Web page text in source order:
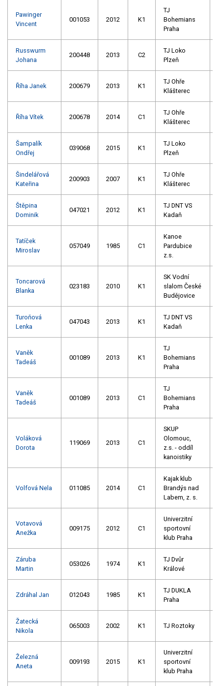
Pawinger
Vincent
001053 2012 K1
TJ
Bohemians
Praha
Russwurm
Johana
200448 2013 C2
TJ Loko
Plzeň
Říha Janek 200679 2013 K1
TJ Ohře
Klášterec
Říha Vítek 200678 2014 C1
TJ Ohře
Klášterec
Šampalík
Ondřej
039068 2015 K1
TJ Loko
Plzeň
Šindelářová
Kateřina
200903 2007 K1
TJ Ohře
Klášterec
Štěpina
Dominik
047021 2012 K1
TJ DNT VS
Kadaň
Tatíček
Miroslav
057049 1985 C1
Kanoe
Pardubice
z.s.
Toncarová
Blanka
023183 2010 K1
SK Vodní
slalom České
Budějovice
Turoňová
Lenka
047043 2013 K1
TJ DNT VS
Kadaň
Vaněk
Tadeáš
001089 2013 K1
TJ
Bohemians
Praha
Vaněk
Tadeáš
001089 2013 C1
TJ
Bohemians
Praha
Voláková
Dorota
119069 2013 C1
SKUP
Olomouc,
z.s. - oddíl
kanoistiky
Volfová Nela 011085 2014 C1
Kajak klub
Brandýs nad
Labem, z. s.
Votavová
Anežka
009175 2012 C1
Univerzitní
sportovní
klub Praha
Záruba
Martin
053026 1974 K1
TJ Dvůr
Králové
Zdráhal Jan 012043 1985 K1
TJ DUKLA
Praha
Žatecká
Nikola
065003 2002 K1 TJ Roztoky
Železná
Aneta
009193 2015 K1
Univerzitní
sportovní
klub Praha